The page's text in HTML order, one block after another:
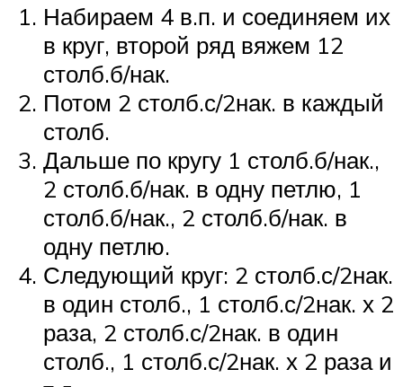
Набираем 4 в.п. и соединяем их
в круг, второй ряд вяжем 12
столб.б/нак.
Потом 2 столб.с/2нак. в каждый
столб.
Дальше по кругу 1 столб.б/нак.,
2 столб.б/нак. в одну петлю, 1
столб.б/нак., 2 столб.б/нак. в
одну петлю.
Следующий круг: 2 столб.с/2нак.
в один столб., 1 столб.с/2нак. х 2
раза, 2 столб.с/2нак. в один
столб., 1 столб.с/2нак. х 2 раза и